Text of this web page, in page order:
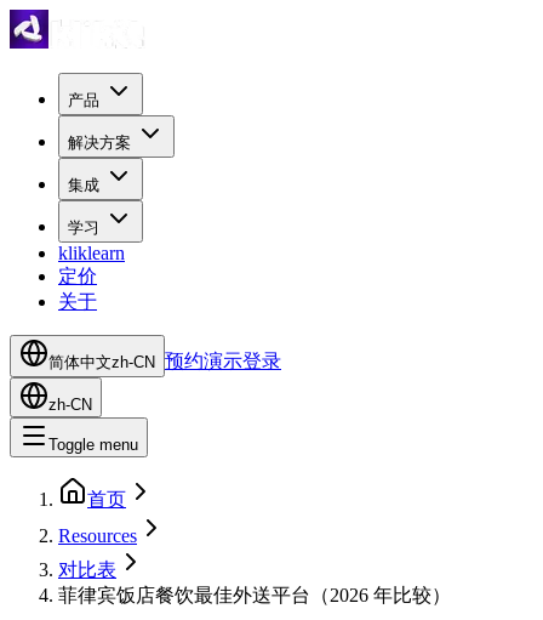
产品
解决方案
集成
学习
kliklearn
定价
关于
简体中文zh-CN 预约演示登录
zh-CN
Toggle menu
首页
Resources
对比表
菲律宾饭店餐饮最佳外送平台（2026 年比较）